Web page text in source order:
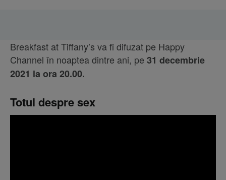
Breakfast at Tiffany’s va fi difuzat pe Happy
Channel în noaptea dintre ani, pe 31 decembrie
2021 la ora 20.00.
Totul despre sex